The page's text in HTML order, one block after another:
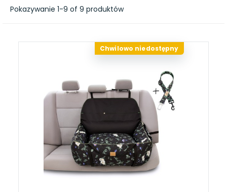
Pokazywanie 1-9 of 9 produktów
Chwilowo niedostępny